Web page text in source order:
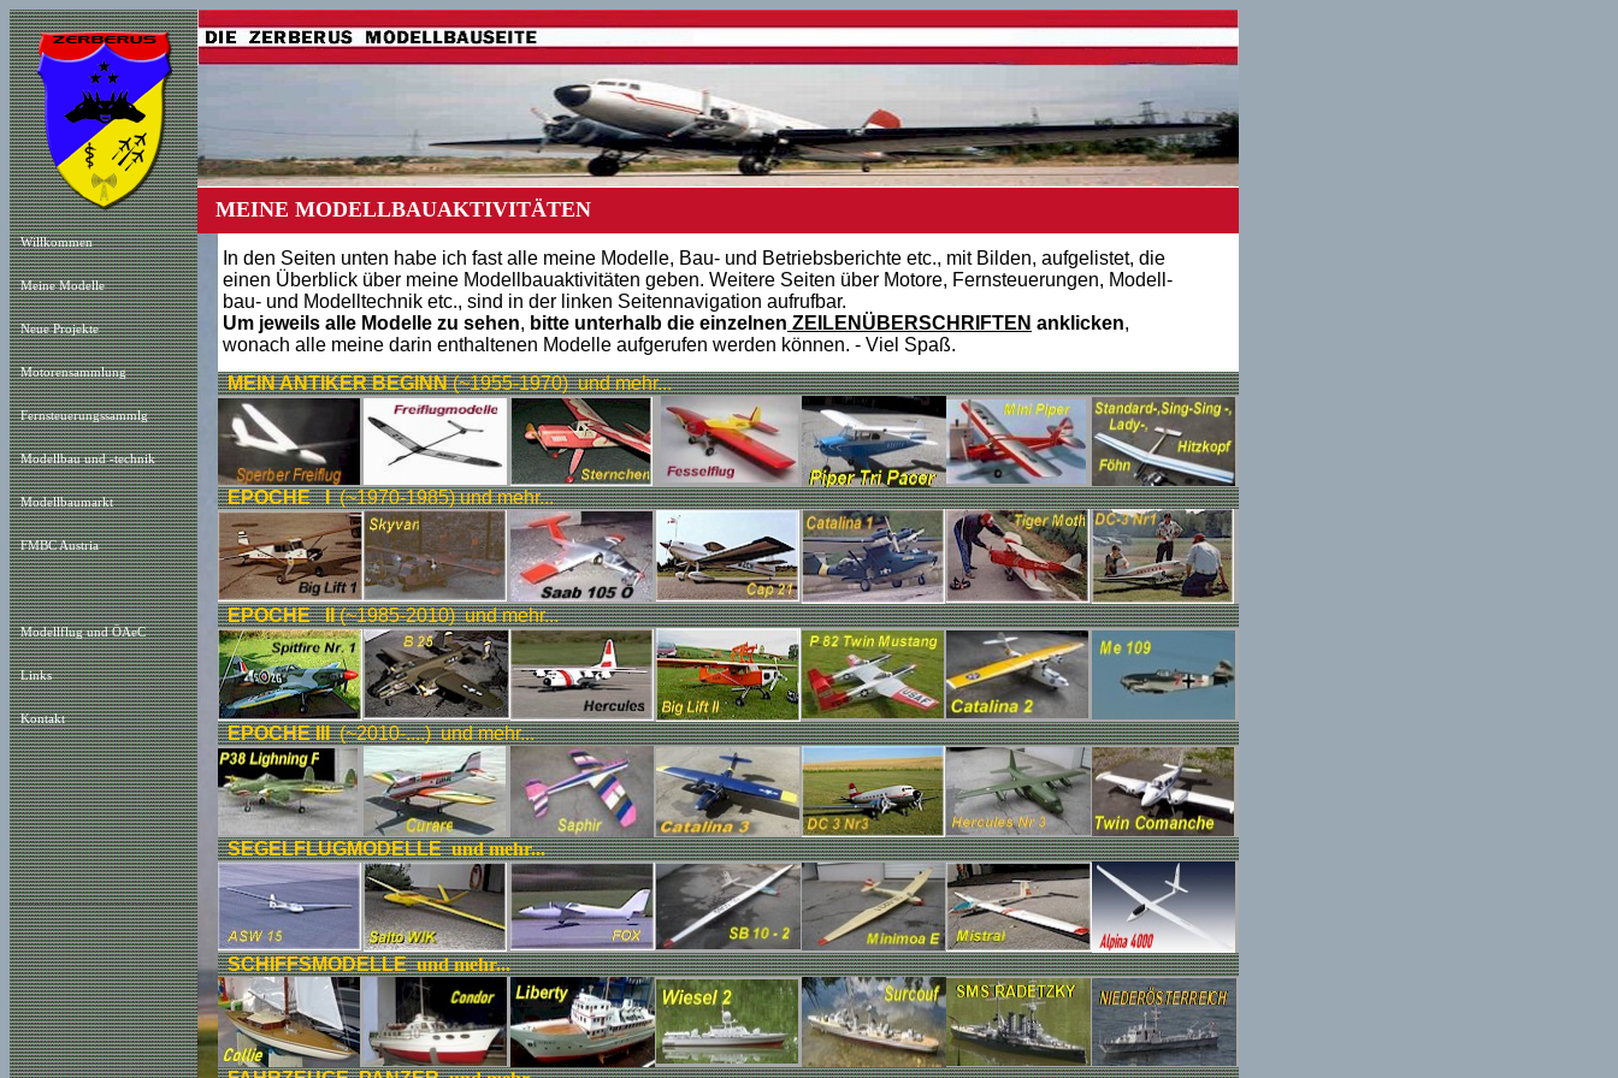
Willkommen
Meine Modelle
Neue Projekte
Motorensammlung
Fernsteuerungssammlg
Modellbau und -technik
Modellbaumarkt
FMBC Austria
Modellflug und ÖAeC
Links
Kontakt
MEINE MODELLBAUAKTIVITÄTEN
In den Seiten unten habe ich fast alle meine Modelle, Bau- und Betriebsberichte etc., mit Bilden, aufgelistet, die
einen Überblick über meine Modellbauaktivitäten geben. Weitere Seiten über Motore, Fernsteuerungen, Modell-
bau- und Modelltechnik etc., sind in der linken Seitennavigation aufrufbar.
Um jeweils alle Modelle zu sehen, bitte unterhalb die einzelnen ZEILENÜBERSCHRIFTEN anklicken,
wonach alle meine darin enthaltenen Modelle aufgerufen werden können. - Viel Spaß.
MEIN ANTIKER BEGINN (~1955-1970) und mehr...
EPOCHE I (~1970-1985) und mehr...
EPOCHE II(~1985-2010) und mehr...
EPOCHE III (~2010-....) und mehr...
SEGELFLUGMODELLEund mehr...
SCHIFFSMODELLEund mehr...